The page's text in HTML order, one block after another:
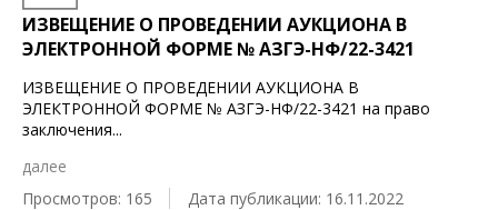
ИЗВЕЩЕНИЕ О ПРОВЕДЕНИИ АУКЦИОНА В
ЭЛЕКТРОННОЙ ФОРМЕ № АЗГЭ-НФ/22-3421
ИЗВЕЩЕНИЕ О ПРОВЕДЕНИИ АУКЦИОНА В
ЭЛЕКТРОННОЙ ФОРМЕ № АЗГЭ-НФ/22-3421 на право
заключения...
далее
Просмотров: 165
Дата публикации: 16.11.2022